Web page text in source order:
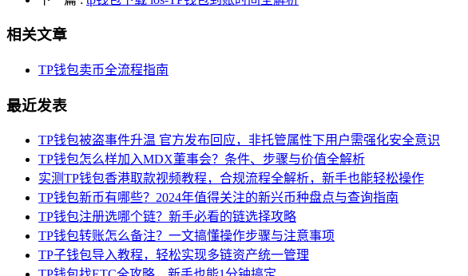
相关文章
TP钱包卖币全流程指南
最近发表
TP钱包被盗事件升温 官方发布回应，非托管属性下用户需强化安全意识
TP钱包怎么样加入MDX董事会？条件、步骤与价值全解析
实测TP钱包香港取款视频教程，合规流程全解析，新手也能轻松操作
TP钱包新币有哪些？2024年值得关注的新兴币种盘点与查询指南
TP钱包注册选哪个链？新手必看的链选择攻略
TP钱包转账怎么备注？一文搞懂操作步骤与注意事项
TP子钱包导入教程，轻松实现多链资产统一管理